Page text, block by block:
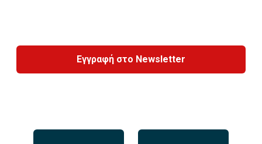
Εγγραφή στο Newsletter